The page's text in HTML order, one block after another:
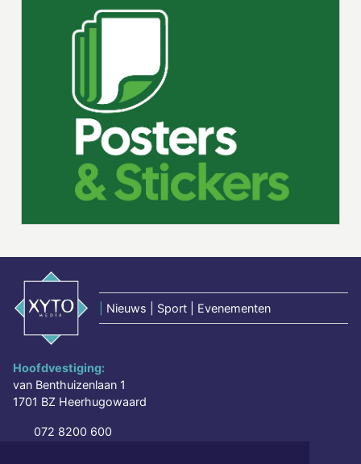
Nieuws | Sport | Evenementen
Hoofdvestiging:
van Benthuizenlaan 1
1701 BZ Heerhugowaard
072 8200 600